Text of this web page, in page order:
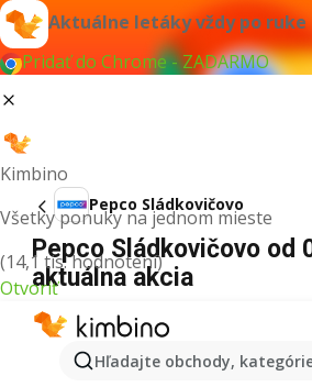
Aktuálne letáky vždy po ruke
Pridať do Chrome - ZADARMO
Kimbino
Všetky ponuky na jednom mieste
(14,1 tis. hodnotení)
Otvoriť
Hľadajte obchody,
Pepco Sládkovičovo
Pepco Sládkovičovo od
aktuálna akcia